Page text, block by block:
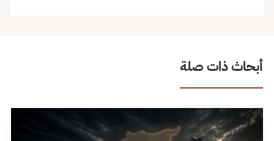
أبحاث ذات صلة